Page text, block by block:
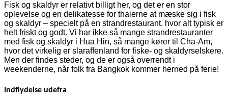
Fisk og skaldyr er relativt billigt her, og det er en stor
oplevelse og en delikatesse for thaierne at mæske sig i fisk
og skaldyr – specielt på en strandrestaurant, hvor alt typisk er
helt friskt og godt. Vi har ikke så mange strandrestauranter
med fisk og skaldyr i Hua Hin, så mange kører til Cha-Am,
hvor det virkelig er slaraffenland for fiske- og skaldyrselskere.
Men der findes steder, og de er også overrendt i
weekenderne, når folk fra Bangkok kommer herned på ferie!
Indflydelse udefra